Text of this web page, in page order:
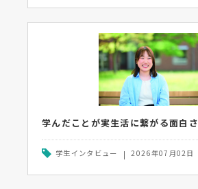
学んだことが実生活に繋がる面白さ
学生インタビュー 2026年07月02日